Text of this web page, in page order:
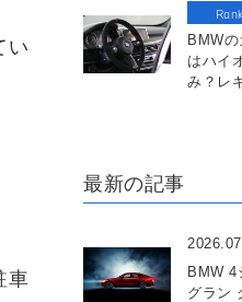
い
車
BMWの
はハイ
み？レ
最新の記事
BMW 4
グラン